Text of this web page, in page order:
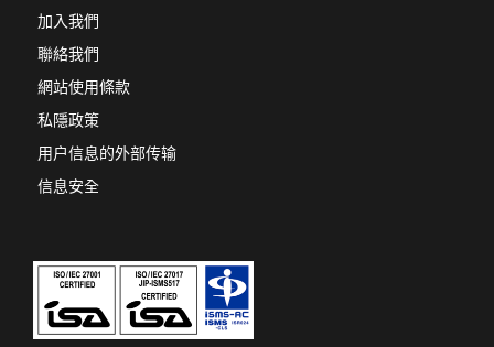
加入我們
聯絡我們
網站使用條款
私隱政策
用户信息的外部传输
信息安全